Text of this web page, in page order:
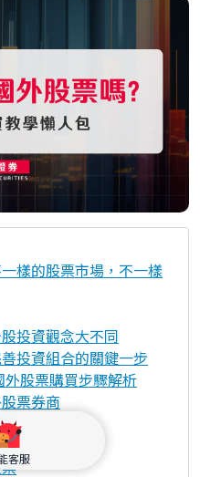
客服
樣的股票市場，不一樣
投資觀念大不同
投資組合的關鍵一步
股票購買步驟解析
票券商